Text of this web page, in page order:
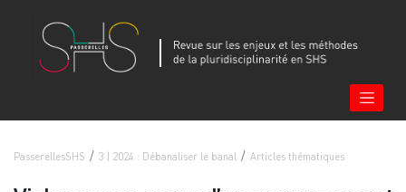
PasserellesSHS 3 | 2024 : Débanaliser le banal Articles thématiques